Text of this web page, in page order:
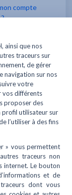
compte
-
?
passe au
comment